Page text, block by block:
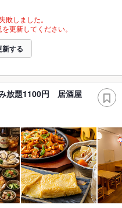
敗しました。
更新してください。
新する
放題1100円 居酒屋